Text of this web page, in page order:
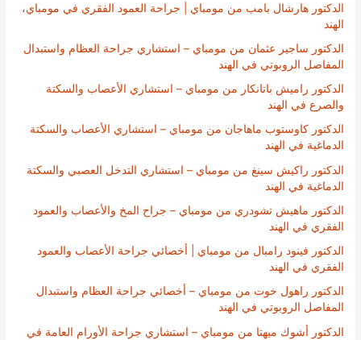
الدكتور هارشال بامب من مومباي | جراحة العمود الفقري في مومباي،
الهند
الدكتور ساجير عثمان من مومباي – استشاري جراحة العظام واستبدال
المفاصل الروبوتي في الهند
الدكتور راميش باتانكار من مومباي – استشاري الأعصاب والسكتة
والصرع في الهند
الدكتور كاوستوب ماهاجان من مومباي – استشاري الأعصاب والسكتة
الدماغية في الهند
الدكتور راكيش سينغ من مومباي – استشاري التدخل العصبي والسكتة
الدماغية في الهند
الدكتور ماهيش تشودري من مومباي – جراح المخ والأعصاب والعمود
الفقري في الهند
الدكتور فينود رامبال من مومباي | أخصائي جراحة الأعصاب والعمود
الفقري في الهند
الدكتور راهول خوت من مومباي – أخصائي جراحة العظام واستبدال
المفاصل الروبوتي في الهند
الدكتور أشوك ميهتا من مومباي – استشاري جراحة الأورام العامة في